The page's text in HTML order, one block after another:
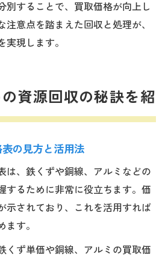
別することで、買取価格が向上し
注意点を踏まえた回収と処理が、
現します。
資源回収の秘訣を紹
の見方と活用法
は、鉄くずや銅線、アルミなどの
するために非常に役立ちます。価
示されており、これを活用すれば
す。
くず単価や銅線、アルミの買取価